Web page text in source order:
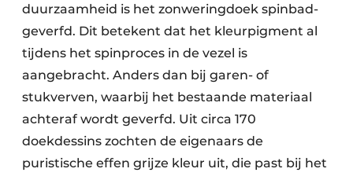
duurzaamheid is het zonweringdoek spinbad-
geverfd. Dit betekent dat het kleurpigment al
tijdens het spinproces in de vezel is
aangebracht. Anders dan bij garen- of
stukverven, waarbij het bestaande materiaal
achteraf wordt geverfd. Uit circa 170
doekdessins zochten de eigenaars de
puristische effen grijze kleur uit, die past bij het